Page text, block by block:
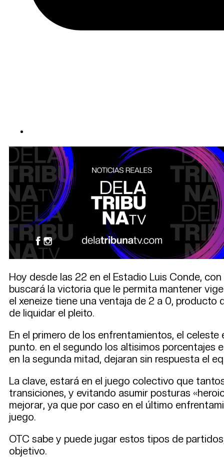
Hoy desde las 22 en el Estadio Luis Conde,
buscará la victoria que le permita mantener
el xeneize tiene una ventaja de 2 a 0,
de liquidar el pleito.
En el primero de los enfrentamientos, el
punto. en el segundo los altisimos porcentajes
en la segunda mitad, dejaran sin respuesta el
La clave, estará en el juego colectivo que
transiciones, y evitando asumir posturas
mejorar, ya que por caso en el último
juego.
OTC sabe y puede jugar estos tipos de
objetivo.